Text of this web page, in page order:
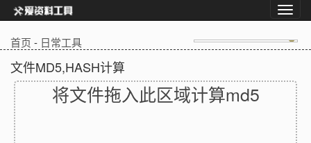
首页 - 日常工具
文件MD5,HASH计算
将文件拖入此区域计算md5